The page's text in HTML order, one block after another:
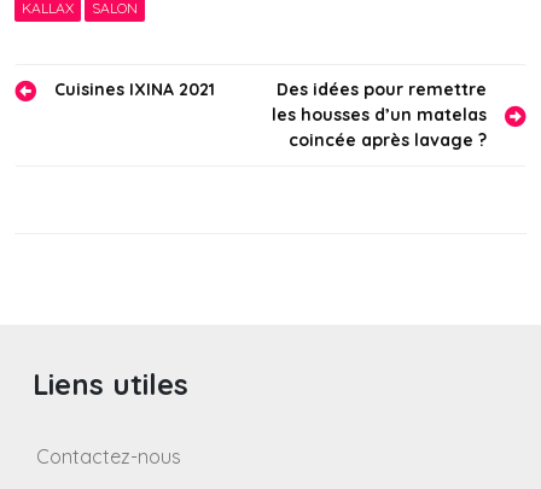
tasseau de bois ?
KALLAX
SALON
Navigation
Cuisines IXINA 2021
Des idées pour remettre
les housses d’un matelas
coincée après lavage ?
Liens utiles
Contactez-nous